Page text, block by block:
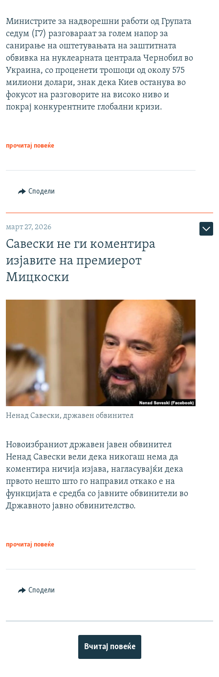
Министрите за надворешни работи од Групата
седум (Г7) разговараат за голем напор за
санирање на оштетувањата на заштитната
обвивка на нуклеарната централа Чернобил во
Украина, со проценети трошоци од околу 575
милиони долари, знак дека Киев останува во
фокусот на разговорите на високо ниво и
покрај конкурентните глобални кризи.
прочитај повеќе
Сподели
март 27, 2026
Савески не ги коментира
изјавите на премиерот
Мицкоски
Ненад Савески, државен обвинител
Новоизбраниот државен јавен обвинител
Ненад Савески вели дека никогаш нема да
коментира ничија изјава, нагласувајќи дека
првото нешто што го направил откако е на
функцијата е средба со јавните обвинители во
Државното јавно обвинителство.
прочитај повеќе
Сподели
Вчитај повеќе